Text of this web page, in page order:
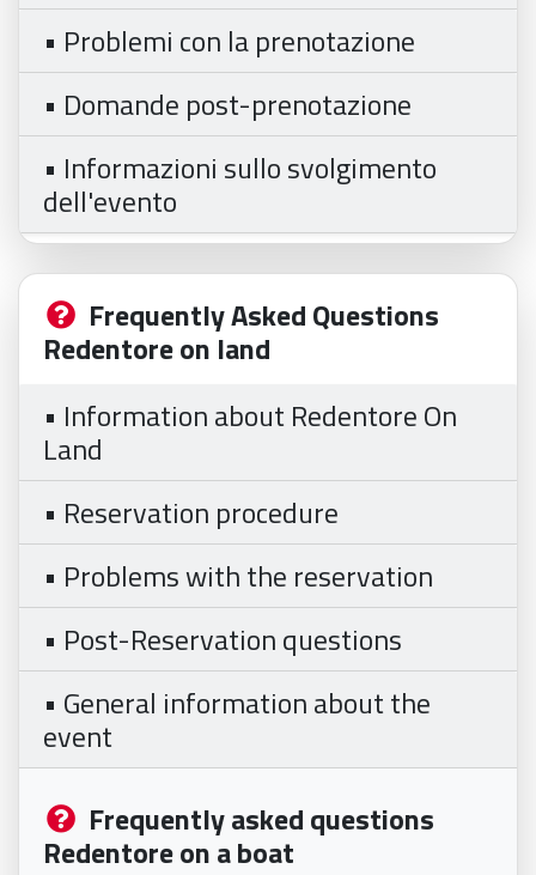
• Problemi con la prenotazione
• Domande post-prenotazione
• Informazioni sullo svolgimento
dell'evento
Frequently Asked Questions
Redentore on land
• Information about Redentore On
Land
• Reservation procedure
• Problems with the reservation
• Post-Reservation questions
• General information about the
event
Frequently asked questions
Redentore on a boat